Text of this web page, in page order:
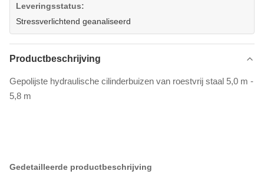
Leveringsstatus:
Stressverlichtend geanaliseerd
Productbeschrijving
Gepolijste hydraulische cilinderbuizen van roestvrij staal 5,0 m -
5,8 m
Gedetailleerde productbeschrijving